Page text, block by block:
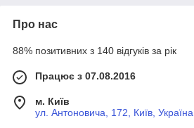
Про нас
88% позитивних з 140 відгуків за рік
Працює з 07.08.2016
м. Київ
ул. Антоновича, 172, Київ, Україна